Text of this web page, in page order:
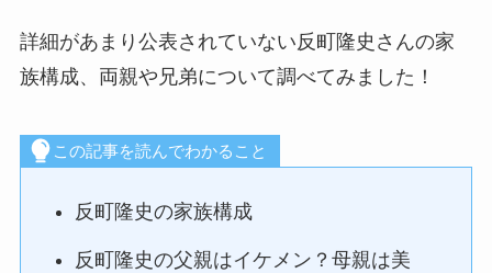
詳細があまり公表されていない反町隆史さんの家
族構成、両親や兄弟について調べてみました！
この記事を読んでわかること
反町隆史の家族構成
反町隆史の父親はイケメン？母親は美